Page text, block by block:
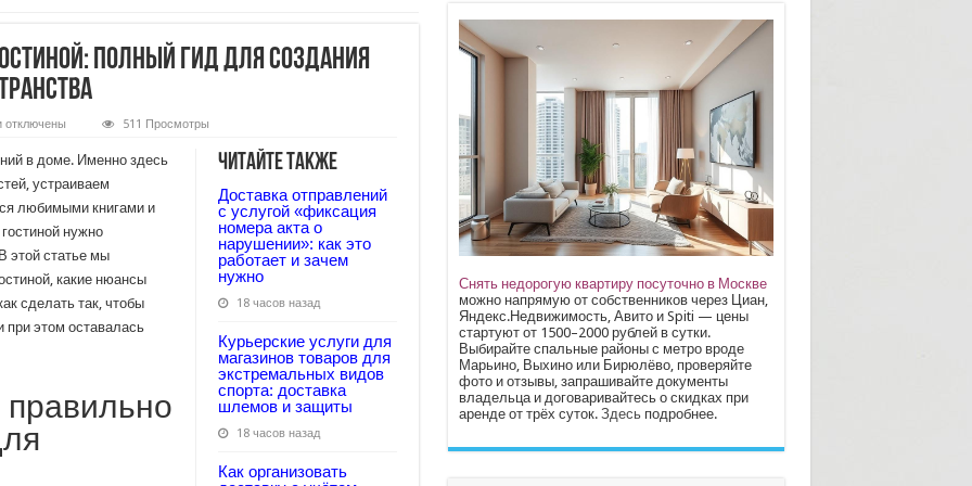
полный гид для создания
к
Как
выбрать
мебель
для
гостиной:
гид
для
создания
уютного
стильного
отключены 511 Просмотры
Читайте также
Доставка отправлений
с услугой «фиксация
номера акта о
нарушении»: как это
работает и зачем
нужно
18 часов назад
Курьерские услуги для
магазинов товаров для
экстремальных видов
спорта: доставка
шлемов и защиты
18 часов назад
Как организовать
в доме. Именно здесь
устраиваем
любимыми книгами и
нужно
этой статье мы
какие нюансы
сделать так, чтобы
этом оставалась
Снять недорогую квартиру посуточно в Москве
можно напрямую от собственников через Циан,
Яндекс.Недвижимость, Авито и Spiti — цены
стартуют от 1500–2000 рублей в сутки.
Выбирайте спальные районы с метро вроде
Марьино, Выхино или Бирюлёво, проверяйте
фото и отзывы, запрашивайте документы
владельца и договаривайтесь о скидках при
аренде от трёх суток. Здесьподробнее.